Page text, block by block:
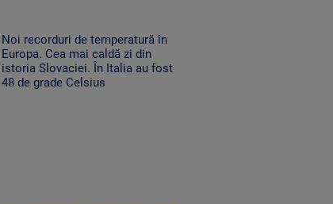
Noi recorduri de temperatură în
Europa. Cea mai caldă zi din
istoria Slovaciei. În Italia au fost
48 de grade Celsius